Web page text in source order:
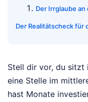
Der Irrglaube
Der Realitätscheck für
Stell dir vor, du sitzt
eine Stelle im
hast Monate